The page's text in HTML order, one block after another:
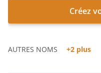
Créez
AUTRES NOMS +2 plus